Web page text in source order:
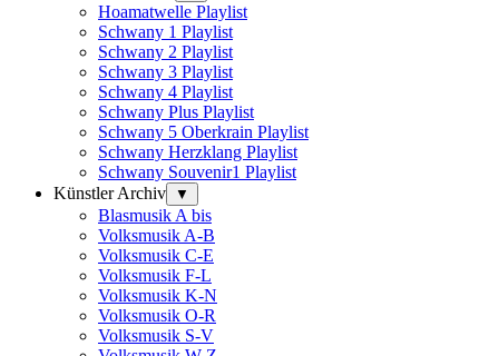
Hoamatwelle Playlist
Schwany 1 Playlist
Schwany 2 Playlist
Schwany 3 Playlist
Schwany 4 Playlist
Schwany Plus Playlist
Schwany 5 Oberkrain Playlist
Schwany Herzklang Playlist
Schwany Souvenir1 Playlist
Künstler Archiv
▼
Blasmusik A bis
Volksmusik A-B
Volksmusik C-E
Volksmusik F-L
Volksmusik K-N
Volksmusik O-R
Volksmusik S-V